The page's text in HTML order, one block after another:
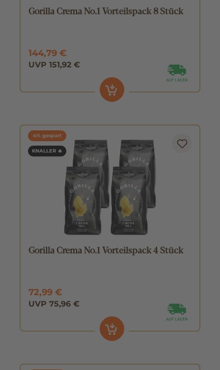
Gorilla Crema No.1 Vorteilspack 8 Stück
144,79 €
UVP 151,92 €
4% gespart
KNALLER 🔥
Gorilla Crema No.1 Vorteilspack 4 Stück
72,99 €
UVP 75,96 €